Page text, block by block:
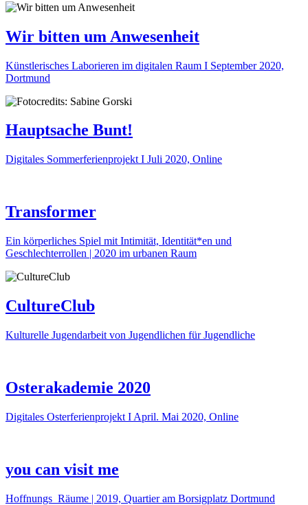
Wir bitten um Anwesenheit
Künstlerisches Laborieren im digitalen Raum I September 2020,
Dortmund
Hauptsache Bunt!
Digitales Sommerferienprojekt I Juli 2020, Online
Transformer
Ein körperliches Spiel mit Intimität, Identität*en und
Geschlechterrollen | 2020 im urbanen Raum
CultureClub
Kulturelle Jugendarbeit von Jugendlichen für Jugendliche
Osterakademie 2020
Digitales Osterferienprojekt I April. Mai 2020, Online
you can visit me
Hoffnungs_Räume | 2019, Quartier am Borsigplatz Dortmund